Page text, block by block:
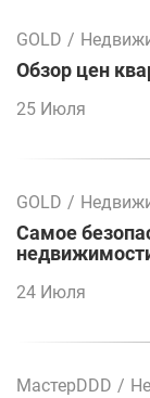
GOLD /
Обзор цен
25 Июля
GOLD /
Самое
24 Июля
МастерDDD /